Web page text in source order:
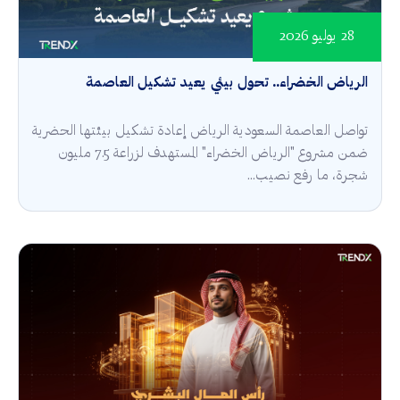
الرياض الخضراء.. تحول بيئي يعيد تشكيل العاصمة
28 يوليو 2026
تواصل العاصمة السعودية الرياض إعادة تشكيل بيئتها الحضرية
ضمن مشروع "الرياض الخضراء" المستهدف لزراعة 7.5 مليون
شجرة، ما رفع نصيب...